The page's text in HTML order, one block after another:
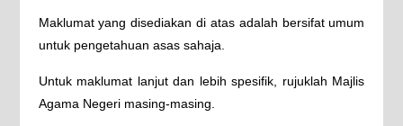
Maklumat yang disediakan di atas adalah bersifat umum
untuk pengetahuan asas sahaja.
Untuk maklumat lanjut dan lebih spesifik, rujuklah Majlis
Agama Negeri masing-masing.